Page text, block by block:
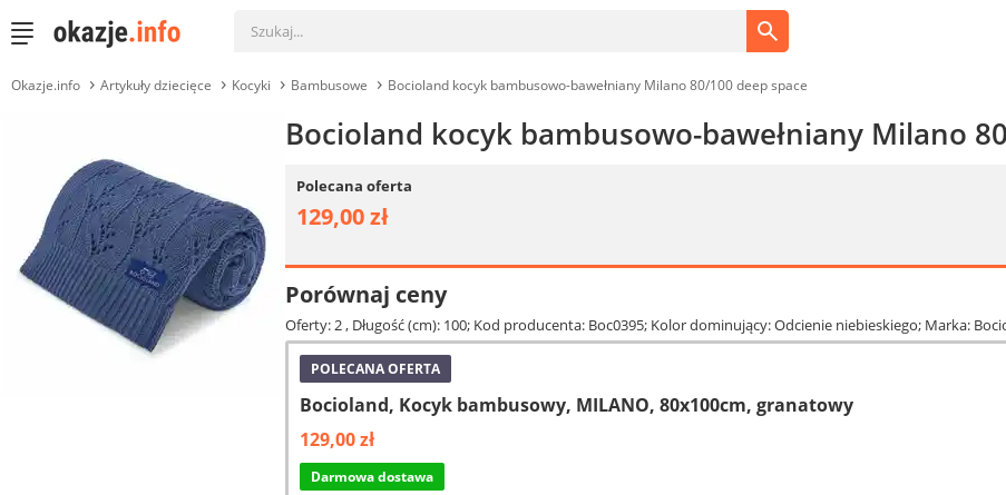
Okazje.info Artykuły dziecięce Kocyki Bambusowe Bocioland kocyk bambusowo-bawełniany Milano 80/100 deep space
Bocioland kocyk bambusowo-bawełniany Milano
Polecana oferta
129,00 zł
Porównaj ceny
Oferty: 2, Długość (cm): 100; Kod producenta: Boc0395; Kolor dominujący: Odcienie niebieskiego; Marka:
POLECANA OFERTA
Bocioland, Kocyk bambusowy, MILANO, 80x100cm, granatowy
129,00 zł
Darmowa dostawa